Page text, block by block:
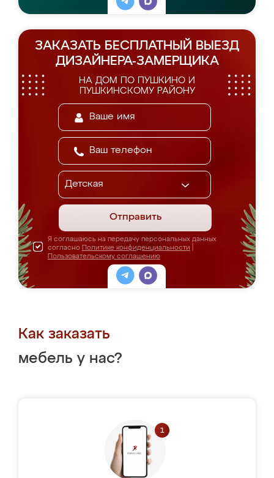
ЗАКАЗАТЬ БЕСПЛАТНЫЙ ВЫЕЗД
ДИЗАЙНЕРА-ЗАМЕРЩИКА
НА ДОМ ПО ПУШКИНО И
ПУШКИНСКОМУ РАЙОНУ
Отправить
Я соглашаюсь на передачу персональных данных
согласно Политике конфиденциальности
Пользовательскому соглашению
Как заказать
мебель у нас?